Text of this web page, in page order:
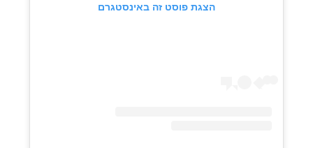
הצגת פוסט זה באינסטגרם